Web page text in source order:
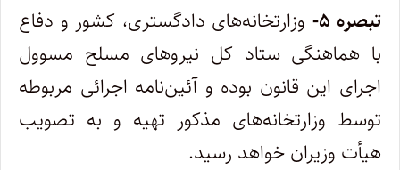
تبصره ۵-
وزارتخانه‌های دادگستری، کشور و دفاع
با هماهنگی ستاد کل نیروهای مسلح مسوول
اجرای این قانون بوده و آئین‌نامه اجرائی مربوطه
‌توسط وزارتخانه‌های مذکور تهیه و به تصویب
هیأت وزیران خواهد رسید.